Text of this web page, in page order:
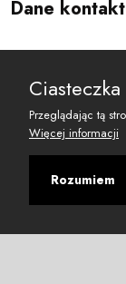
Dane
Ciasteczka
Przeglądając tą
Więcej informacji
Rozumiem